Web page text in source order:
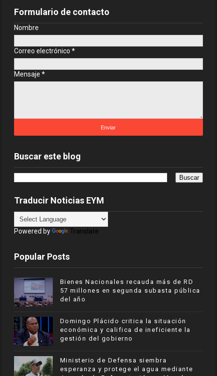
Formulario de contacto
Nombre
Correo electrónico *
Mensaje *
Buscar este blog
Traducir Noticias EYM
Powered by Translate
Popular Posts
Bienes Nacionales recauda más de RD
57 millones en segunda subasta pública
del año
​Domingo Plácido critica la situación
económica y califica de ineficiente la
gestión del gobierno
Ministerio de Defensa siembra
esperanza y protege el agua mediante